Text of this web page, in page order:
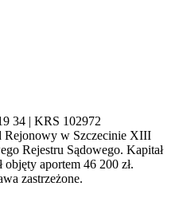
34 | KRS 102972
Rejonowy w Szczecinie XIII
Rejestru Sądowego. Kapitał
objęty aportem 46 200 zł.
zastrzeżone.